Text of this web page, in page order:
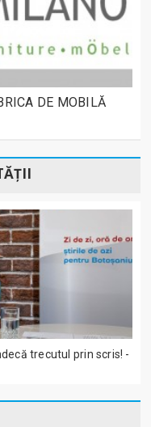
DE MOBILĂ
trecutul prin scris! -